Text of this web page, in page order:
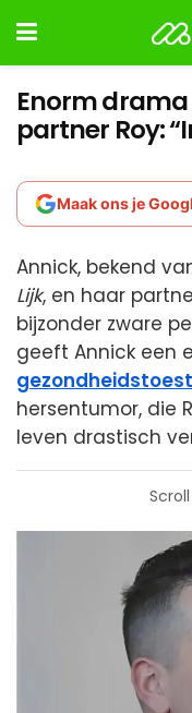
Enorm drama
partner Roy:
Maak ons je
Annick, bekend
Lijk, en haar
bijzonder zware
geeft Annick een
hersentumor, die
leven drastisch